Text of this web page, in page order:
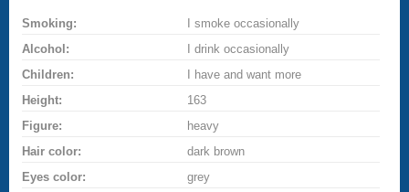
Smoking:
I smoke occasionally
Alcohol:
I drink occasionally
Children:
I have and want more
Height:
163
Figure:
heavy
Hair color:
dark brown
Eyes color:
grey